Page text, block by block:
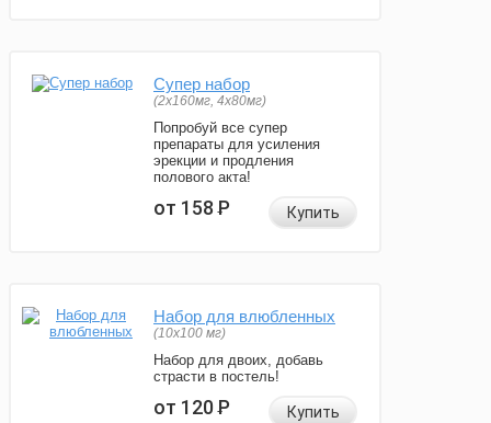
Супер набор
(2х160мг, 4х80мг)
Попробуй все супер
препараты для усиления
эрекции и продления
полового акта!
от 158Р Купить
Набор для влюбленных
(10х100 мг)
Набор для двоих, добавь
страсти в постель!
от 120Р Купить